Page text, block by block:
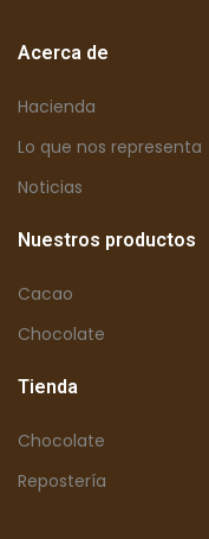
Acerca de
Hacienda
Lo que nos representa
Noticias
Nuestros productos
Cacao
Chocolate
Tienda
Chocolate
Repostería